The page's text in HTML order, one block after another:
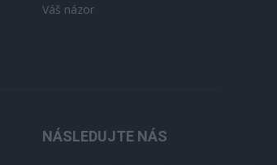
Váš názor
NÁSLEDUJTE NÁS